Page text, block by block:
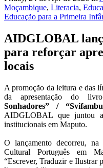
Moçambique, Literacia,
Educação para a Primeira
AIDGLOBAL
para reforçar
locais
A promoção da leitura e das
da apresentação do
Sonhadores” /
AIDGLOBAL que juntou
institucionais em Maputo.
O lançamento decorreu,
Cultural Português em
“Escrever, Traduzir e Ilustrar